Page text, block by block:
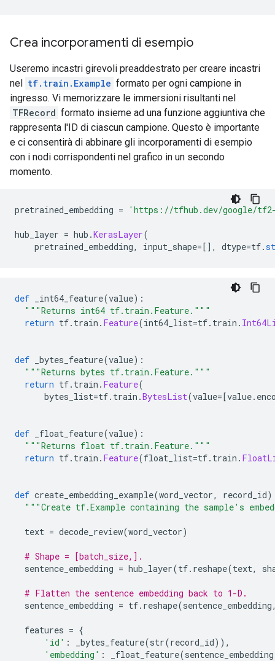
Crea incorporamenti di esempio
Useremo incastri girevoli preaddestrato per creare incastri
nel tf.train.Example formato per ogni campione in
ingresso. Vi memorizzare le immersioni risultanti nel
TFRecord formato insieme ad una funzione aggiuntiva che
rappresenta l'ID di ciascun campione. Questo è importante
e ci consentirà di abbinare gli incorporamenti di esempio
con i nodi corrispondenti nel grafico in un secondo
momento.
pretrained_embedding = 'https://tfhub.dev/google/tf2-
hub_layer = hub .KerasLayer(
pretrained_embedding, input_shape=[], dtype=tf.
def _int64_feature(value):
"""Returns int64 tf.train.Feature."""
return tf. train . Feature(int64_list=tf. train .
def _bytes_feature(value):
"""Returns bytes tf.train.Feature."""
return tf. train . Feature(
bytes_list=tf. train .BytesList(value=[value.
def _float_feature(value):
"""Returns float tf.train.Feature."""
return tf. train . Feature(float_list=tf. train .
def create_embedding_example(word_vector, record_id
"""Create tf.Example containing the sample's
text = decode_review(word_vector)
# Shape = [batch_size,].
sentence_embedding = hub_layer(tf. reshape(text,
# Flatten the sentence embedding back to 1-D.
sentence_embedding = tf. reshape(sentence_embedding
features = {
'id' : _bytes_feature(str(record_id)),
'embedding' : _float_feature(sentence_embedding